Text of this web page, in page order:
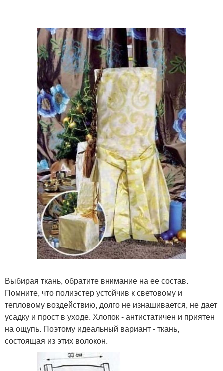
Выбирая ткань, обратите внимание на ее состав.
Помните, что полиэстер устойчив к световому и
тепловому воздействию, долго не изнашивается, не дает
усадку и прост в уходе. Хлопок - антистатичен и приятен
на ощупь. Поэтому идеальный вариант - ткань,
состоящая из этих волокон.